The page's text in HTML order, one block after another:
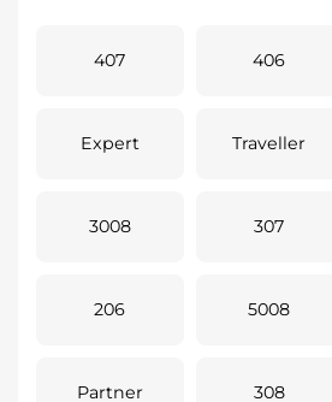
407 406
Expert Traveller
3008 307
206 5008
Partner 308